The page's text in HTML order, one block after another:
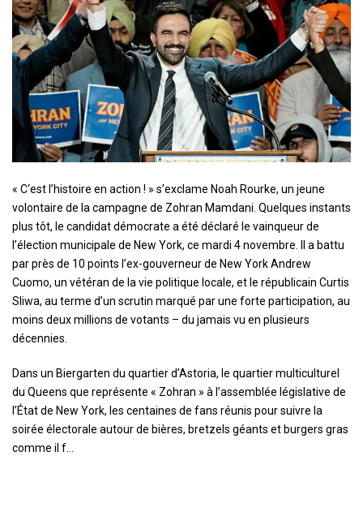
« C‘est l’histoire en action ! » s’exclame Noah Rourke, un jeune
volontaire de la campagne de Zohran Mamdani. Quelques instants
plus tôt, le candidat démocrate a été déclaré le vainqueur de
l’élection municipale de New York, ce mardi 4 novembre. Il a battu
par près de 10 points l’ex-gouverneur de New York Andrew
Cuomo, un vétéran de la vie politique locale, et le républicain Curtis
Sliwa, au terme d’un scrutin marqué par une forte participation, au
moins deux millions de votants – du jamais vu en plusieurs
décennies.
Dans un Biergarten du quartier d’Astoria, le quartier multiculturel
du Queens que représente « Zohran » à l’assemblée législative de
l’État de New York, les centaines de fans réunis pour suivre la
soirée électorale autour de bières, bretzels géants et burgers gras
comme il f…